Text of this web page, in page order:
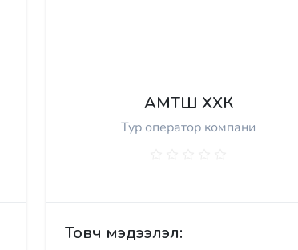
АМТШ ХХК
Тур оператор компани
Товч мэдээлэл: